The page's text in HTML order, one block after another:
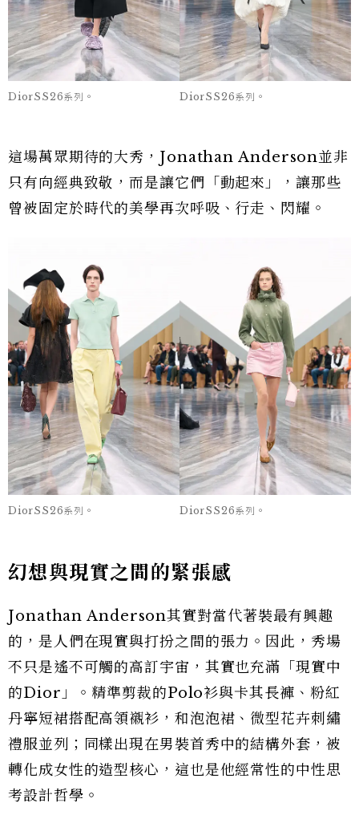
DiorSS26系列。 DiorSS26系列。
這場萬眾期待的大秀，Jonathan Anderson並非
只有向經典致敬，而是讓它們「動起來」，讓那些
曾被固定於時代的美學再次呼吸、行走、閃耀。
DiorSS26系列。 DiorSS26系列。
幻想與現實之間的緊張感
Jonathan Anderson其實對當代著裝最有興趣
的，是人們在現實與打扮之間的張力。因此，秀場
不只是遙不可觸的高訂宇宙，其實也充滿「現實中
的Dior」。精準剪裁的Polo衫與卡其長褲、粉紅
丹寧短裙搭配高領襯衫，和泡泡裙、微型花卉刺繡
禮服並列；同樣出現在男裝首秀中的結構外套，被
轉化成女性的造型核心，這也是他經常性的中性思
考設計哲學。